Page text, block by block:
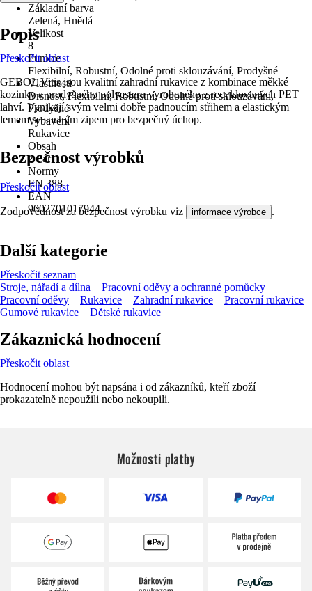
Základní barva
Zelená, Hnědá
Velikost
8
Funkce
Flexibilní, Robustní, Odolné proti sklouzávání, Prodyšné
Vlastnosti
Drsnost, Flexibilní, Robustní, Odolné proti sklouzávání,
Prodyšné
Vybavení
Rukavice
Obsah
2 Pár
Normy
EN 388
EAN
9002701017944
Popis
Přeskočit oblast
GEBOL Vitis jsou kvalitní zahradní rukavice z kombinace měkké
kozinky a prodyšného polyesteru vyrobeného z recyklovaných PET
lahví. Vynikají svým velmi dobře padnoucím střihem a elastickým
lemem se suchým zipem pro bezpečný úchop.
Bezpečnost výrobků
Přeskočit oblast
Zodpovědnost za bezpečnost výrobku viz informace výrobce .
Další kategorie
Přeskočit seznam
Stroje, nářadí a dílna
Pracovní oděvy a ochranné pomůcky
Pracovní oděvy
Rukavice Zahradní rukavice
Pracovní rukavice
Gumové rukavice
Dětské rukavice
Zákaznická hodnocení
Přeskočit oblast
Hodnocení mohou být napsána i od zákazníků, kteří zboží
prokazatelně nepoužili nebo nekoupili.
Možnosti platby